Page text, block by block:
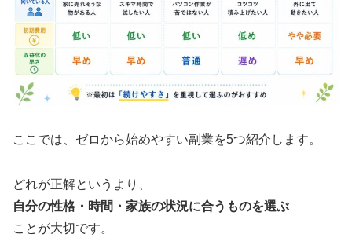
ここでは、ゼロから始めやすい副業を5つ紹介します。
どれが正解というより、
自分の性格・時間・家族の状況に合うものを選ぶ
ことが大切です。